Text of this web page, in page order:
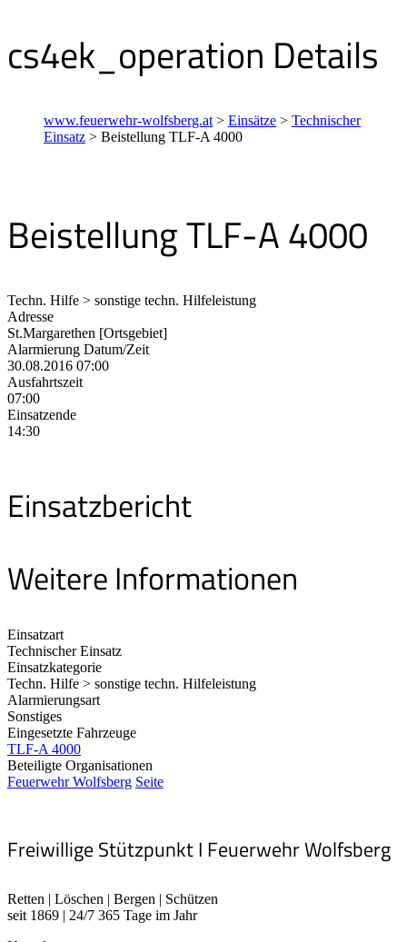
cs4ek_operation Details
www.feuerwehr-wolfsberg.at > Einsätze > Technischer
Einsatz > Beistellung TLF-A 4000
Beistellung TLF-A 4000
Techn. Hilfe > sonstige techn. Hilfeleistung
Adresse
St.Margarethen [Ortsgebiet]
Alarmierung Datum/Zeit
30.08.2016 07:00
Ausfahrtszeit
07:00
Einsatzende
14:30
Einsatzbericht
Weitere Informationen
Einsatzart
Technischer Einsatz
Einsatzkategorie
Techn. Hilfe > sonstige techn. Hilfeleistung
Alarmierungsart
Sonstiges
Eingesetzte Fahrzeuge
TLF-A 4000
Beteiligte Organisationen
Feuerwehr Wolfsberg Seite
Freiwillige Stützpunkt I Feuerwehr Wolfsberg
Retten | Löschen | Bergen | Schützen
seit 1869 | 24/7 365 Tage im Jahr